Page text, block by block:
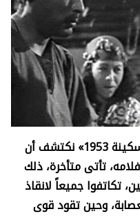
بشئ من الانتباه إلى نهاية «ريا وسكينة 1953» نكتشف أن
تأتى متأخرة، ذلك
تكاتفوا جميعاً لانقاذ
وحين تقود قوى